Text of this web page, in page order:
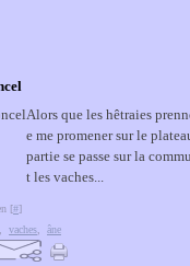
Alors que les hêtraies
e me promener sur le
partie se passe sur la
t les vaches...
[#]
vaches âne